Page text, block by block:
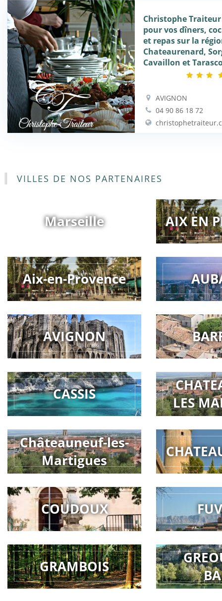
Christophe
pour vos dîners,
et repas sur la
Chateaurenard,
Cavaillon et
AVIGNON
04 90 86 18 72
VILLES DE NOS PARTENAIRES
Marseille AIX EN
Aix-en-Provence
AVIGNON
CASSIS
LES
Châteauneuf-les-
Martigues
COUDOUX
GRAMBOIS